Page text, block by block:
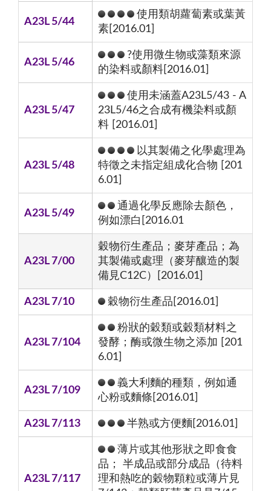
A23L 5/44
使用類胡蘿蔔素或葉黃
素[2016.01]
A23L 5/46
?使用微生物或藻類來源
的染料或顏料[2016.01]
A23L 5/47
使用未涵蓋A23L5/43 - A
23L5/46之合成有機染料或顏
料 [2016.01]
A23L 5/48
以其製備之化學處理為
特徵之未指定組成化合物 [201
6.01]
A23L 5/49
通過化學反應除去顏色，
例如漂白[2016.01
A23L 7/00
穀物衍生產品；麥芽產品；為
其製備或處理（麥芽釀造的製
備見C12C）[2016.01]
A23L 7/10 穀物衍生產品[2016.01]
A23L 7/104
粉狀的穀類或穀類材料之
發酵；酶或微生物之添加 [201
6.01]
A23L 7/109
義大利麵的種類，例如通
心粉或麵條[2016.01]
A23L 7/113 半熟或方便麵[2016.01]
A23L 7/117
薄片或其他形狀之即食食
品； 半成品或部分成品（待料
理和熱吃的穀物顆粒或薄片見